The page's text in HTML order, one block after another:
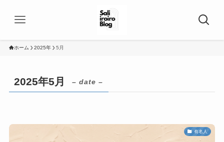
ホーム 2025年 5月
2025年5月 – date –
有名人